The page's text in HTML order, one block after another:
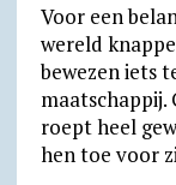
a
t
s
A
p
l
e
g
r
a
Voor een
wereld
bewezen iets
maatschappij.
roept heel
hen toe voor